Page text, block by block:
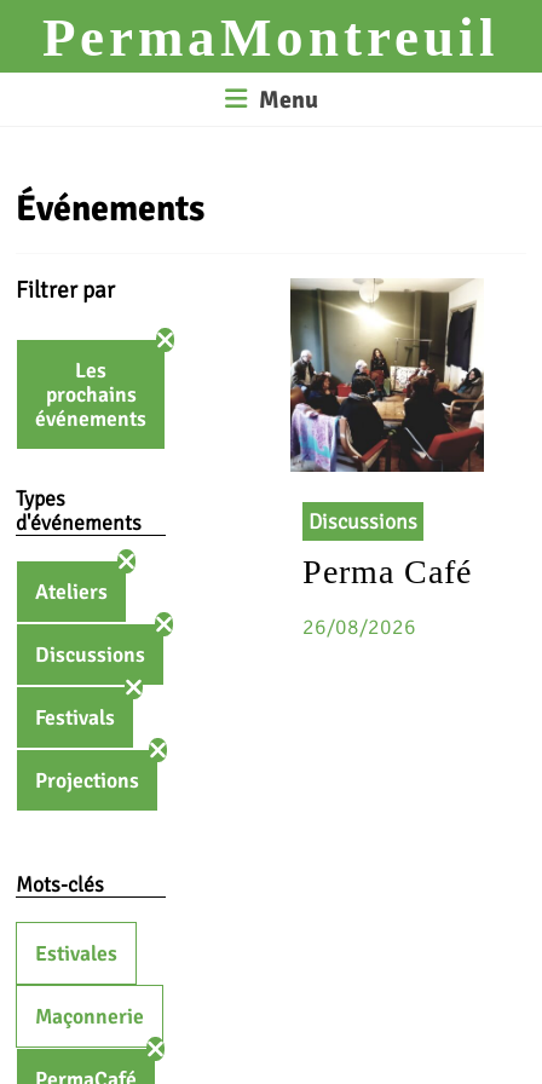
contentPermaMontreuil
Menu
Événements
Filtrer par
Les
prochains
événements
Types
d'événements
Ateliers
Discussions
Festivals
Projections
Mots-clés
Estivales
Maçonnerie
Discussions
Perma Café
26/08/2026